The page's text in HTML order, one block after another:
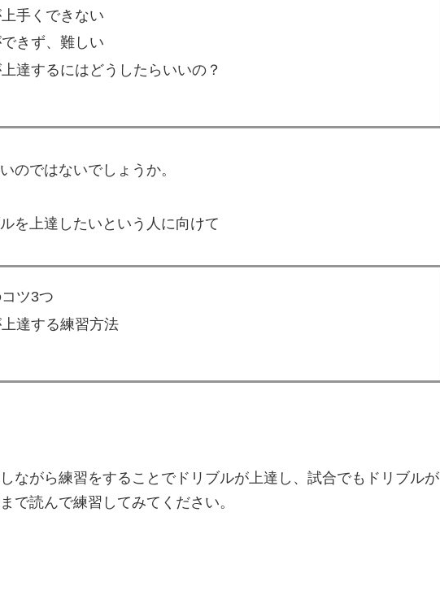
手くできない
きず、難しい
達するにはどうしたらいいの？
のではないでしょうか。
を上達したいという人に向けて
ツ3つ
達する練習方法
ながら練習をすることでドリブルが上達し、試合でもドリブルが
で読んで練習してみてください。